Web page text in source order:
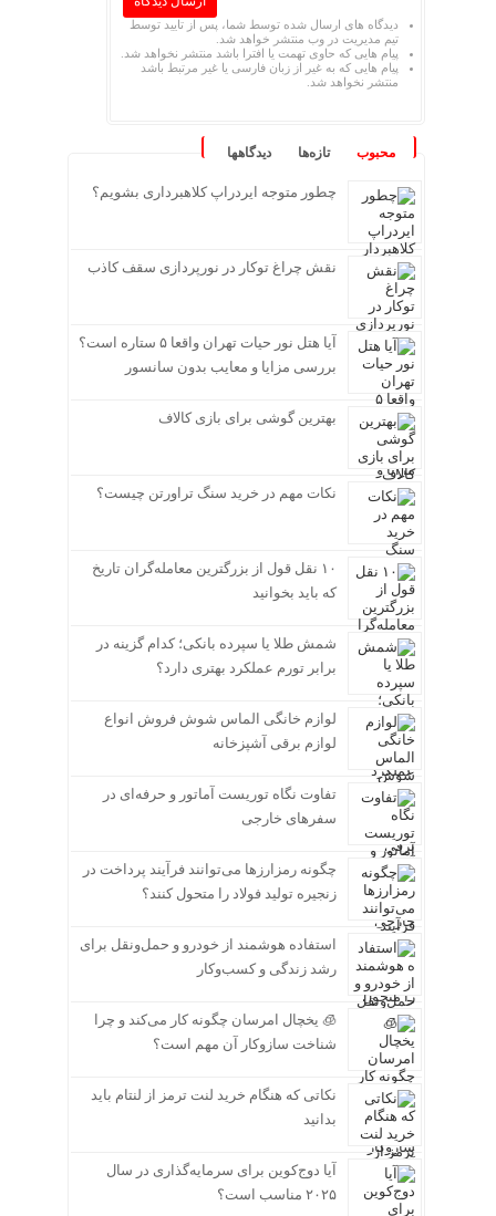
دیدگاه های ارسال شده توسط شما، پس از تایید توسط
تیم مدیریت در وب منتشر خواهد شد.
پیام هایی که حاوی تهمت یا افترا باشد منتشر نخواهد شد.
پیام هایی که به غیر از زبان فارسی یا غیر مرتبط باشد
منتشر نخواهد شد.
محبوب تازه‌ها دیدگاهها
چطور متوجه ایردراپ کلاهبرداری بشویم؟
نقش چراغ توکار در نورپردازی سقف کاذب
آیا هتل نور حیات تهران واقعا ۵ ستاره است؟
بررسی مزایا و معایب بدون سانسور
بهترین گوشی برای بازی کالاف
نکات مهم در خرید سنگ تراورتن چیست؟
۱۰ نقل قول از بزرگترین معامله‌گران تاریخ
که باید بخوانید
شمش طلا یا سپرده بانکی؛ کدام گزینه در
برابر تورم عملکرد بهتری دارد؟
لوازم خانگی الماس شوش فروش انواع
لوازم برقی آشپزخانه
تفاوت نگاه توریست آماتور و حرفه‌ای در
سفرهای خارجی
چگونه رمزارزها می‌توانند فرآیند پرداخت در
زنجیره تولید فولاد را متحول کنند؟
استفاده هوشمند از خودرو و حمل‌ونقل برای
رشد زندگی و کسب‌وکار
🧊 یخچال امرسان چگونه کار می‌کند و چرا
شناخت سازوکار آن مهم است؟
نکاتی که هنگام خرید لنت ترمز از لنتام باید
بدانید
آیا دوج‌کوین برای سرمایه‌گذاری در سال
۲۰۲۵ مناسب است؟